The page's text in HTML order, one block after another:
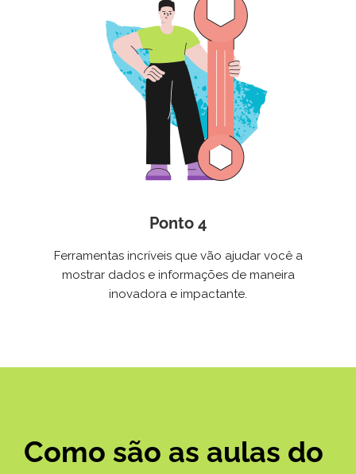
Ponto 4
Ferramentas incríveis que vão ajudar você a
mostrar dados e informações de maneira
inovadora e impactante.
Como são as aulas do